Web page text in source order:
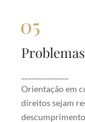
Orientação em
direitos sejam
que
em